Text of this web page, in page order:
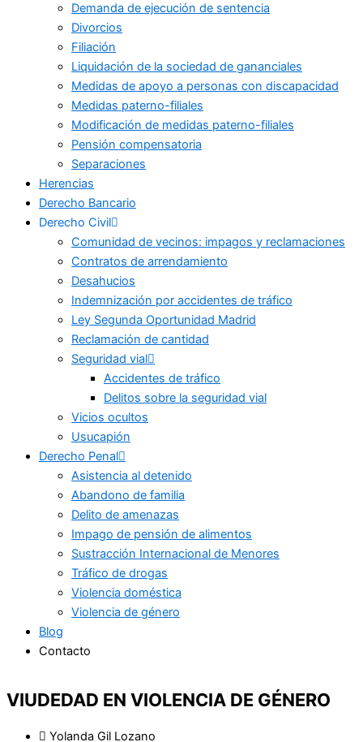
Demanda de ejecución de sentencia
Divorcios
Filiación
Liquidación de la sociedad de gananciales
Medidas de apoyo a personas con discapacidad
Medidas paterno-filiales
Modificación de medidas paterno-filiales
Pensión compensatoria
Separaciones
Herencias
Derecho Bancario
Derecho Civil
Comunidad de vecinos: impagos y reclamaciones
Contratos de arrendamiento
Desahucios
Indemnización por accidentes de tráfico
Ley Segunda Oportunidad Madrid
Reclamación de cantidad
Seguridad vial
Accidentes de tráfico
Delitos sobre la seguridad vial
Vicios ocultos
Usucapión
Derecho Penal
Asistencia al detenido
Abandono de familia
Delito de amenazas
Impago de pensión de alimentos
Sustracción Internacional de Menores
Tráfico de drogas
Violencia doméstica
Violencia de género
Blog
Contacto
VIUDEDAD EN VIOLENCIA DE GÉNERO
Yolanda Gil Lozano